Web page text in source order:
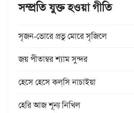
সম্প্রতি যুক্ত হওয়া গীতি
সৃজন-ভোরে প্রভু মোরে সৃজিলে
জয় পীতাম্বর শ্যাম সুন্দর
হেসে হেসে কল্‌সি নাচাইয়া
হেরি আজ শূন্য নিখিল